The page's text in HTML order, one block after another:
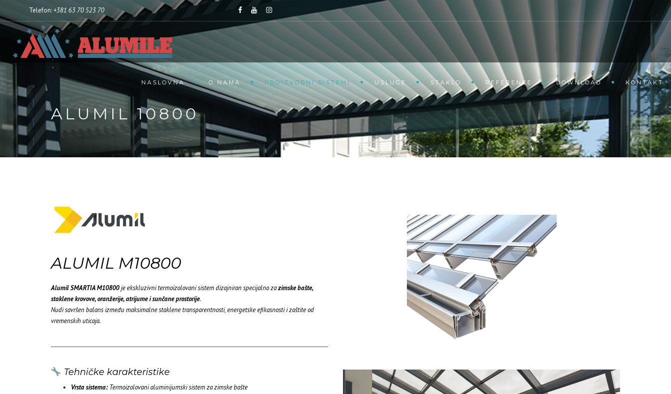
Telefon:+381 63 70 523 70
NASLOVNA O NAMA PROIZVODNI SISTEMI USLUGE STAKLO REFERENCE DOWNLOAD KONTAKT
ALUMIL 10800
ALUMIL M10800
Alumil SMARTIA M10800je ekskluzivni termoizolovani sistem dizajniran specijalno zazimske bašte,
staklene krovove, oranžerije, atrijume i sunčane prostorije.
Nudi savršen balans između maksimalne staklene transparentnosti, energetske efikasnosti i zaštite od
vremenskih uticaja.
Tehničke karakteristike
Vrsta sistema:Termoizolovani aluminijumski sistem za zimske bašte